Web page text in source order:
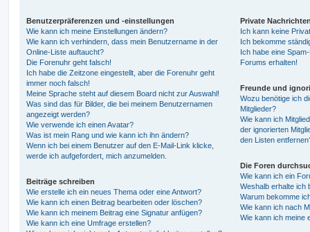
Benutzerpräferenzen und -einstellungen
Wie kann ich meine Einstellungen ändern?
Wie kann ich verhindern, dass mein Benutzername in der
Online-Liste auftaucht?
Die Forenuhr geht falsch!
Ich habe die Zeitzone eingestellt, aber die Forenuhr geht
immer noch falsch!
Meine Sprache steht auf diesem Board nicht zur Auswahl!
Was sind das für Bilder, die bei meinem Benutzernamen
angezeigt werden?
Wie verwende ich einen Avatar?
Was ist mein Rang und wie kann ich ihn ändern?
Wenn ich bei einem Benutzer auf den E-Mail-Link klicke,
werde ich aufgefordert, mich anzumelden.
Beiträge schreiben
Wie erstelle ich ein neues Thema oder eine Antwort?
Wie kann ich einen Beitrag bearbeiten oder löschen?
Wie kann ich meinem Beitrag eine Signatur anfügen?
Wie kann ich eine Umfrage erstellen?
Private
Ich kann keine
Ich bekomme
Ich habe eine
Forums erhalten!
Freunde und
Wozu benötige ich
Mitglieder?
Wie kann ich
der ignorierten
den Listen
Die Foren
Wie kann ich ein
Weshalb erhalte ich
Warum bekomme
Wie kann ich nach
Wie kann ich meine